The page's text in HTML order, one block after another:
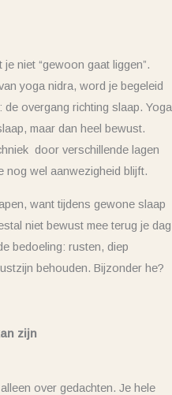
niet “gewoon gaat liggen”.
yoga nidra, word je begeleid
de overgang richting slaap. Yoga
maar dan heel bewust.
door verschillende lagen
nog wel aanwezigheid blijft.
want tijdens gewone slaap
niet bewust mee terug je dag
bedoeling: rusten, diep
behouden. Bijzonder he?
zijn
over gedachten. Je hele